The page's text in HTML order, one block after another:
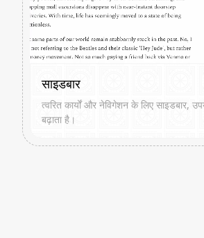
साइडबार
त्वरित कार्यों और नेविगेशन के लिए साइडबार,
बढ़ाता है।